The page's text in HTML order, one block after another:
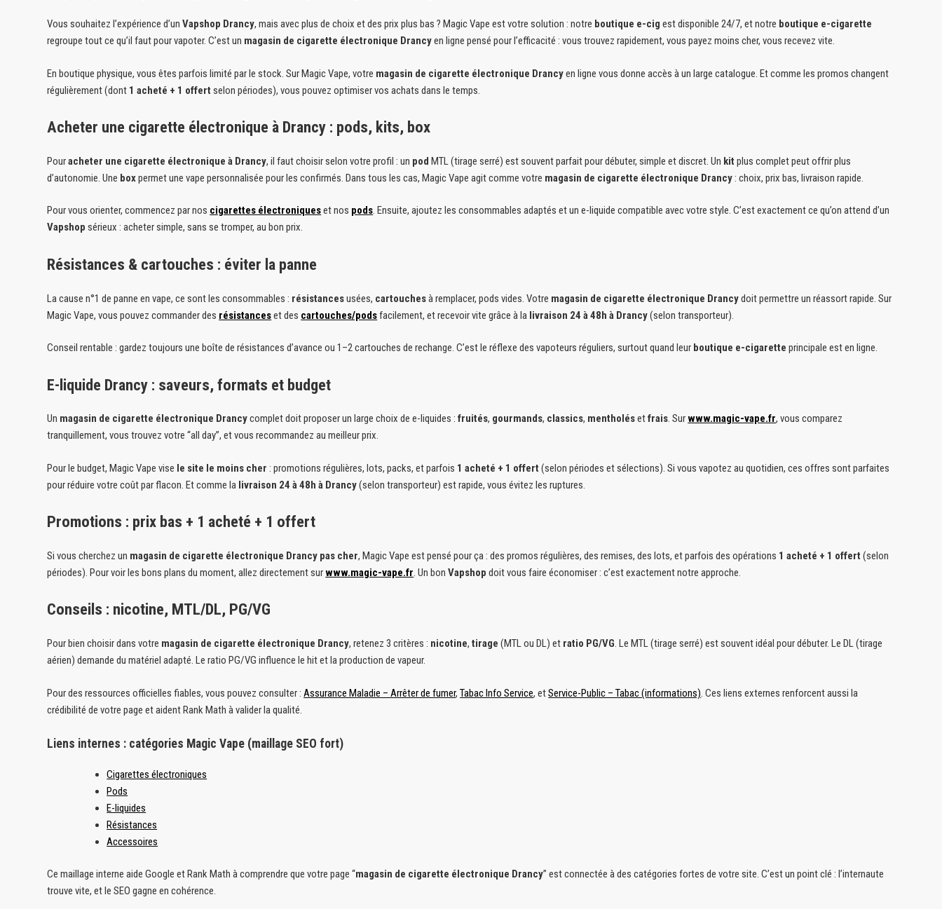
Vous souhaitez l’expérience d’unVapshop Drancy, mais avec plus de choix et des prix plus bas ? Magic Vape est votre solution : notre boutique e-cig est disponible 24/7, et notre boutique e-cigarette
regroupe tout ce qu’il faut pour vapoter. C’est un magasin de cigarette électronique Drancyen ligne pensé pour l’efficacité : vous trouvez rapidement, vous payez moins cher, vous recevez vite.
En boutique physique, vous êtes parfois limité par le stock. Sur Magic Vape, votre magasin de cigarette électronique Drancyen ligne vous donne accès à un large catalogue. Et comme les promos changent
régulièrement (dont 1 acheté + 1 offert selon périodes), vous pouvez optimiser vos achats dans le temps.
Acheter une cigarette électronique à Drancy : pods, kits, box
Pouracheter une cigarette électronique à Drancy, il faut choisir selon votre profil : un pod MTL (tirage serré) est souvent parfait pour débuter, simple et discret. Un kit plus complet peut offrir plus
d’autonomie. Une boxpermet une vape personnalisée pour les confirmés. Dans tous les cas, Magic Vape agit comme votre magasin de cigarette électronique Drancy: choix, prix bas, livraison rapide.
Pour vous orienter, commencez par nos cigarettes électroniqueset nos pods. Ensuite, ajoutez les consommables adaptés et un e-liquide compatible avec votre style. C’est exactement ce qu’on attend d’un
Vapshop sérieux : acheter simple, sans se tromper, au bon prix.
Résistances & cartouches : éviter la panne
La cause n°1 de panne en vape, ce sont les consommables : résistancesusées, cartouchesà remplacer, pods vides. Votre magasin de cigarette électronique Drancydoit permettre un réassort rapide. Sur
Magic Vape, vous pouvez commander des résistanceset des cartouches/podsfacilement, et recevoir vite grâce à la livraison 24 à 48h à Drancy(selon transporteur).
Conseil rentable : gardez toujours une boîte de résistances d’avance ou 1–2 cartouches de rechange. C’est le réflexe des vapoteurs réguliers, surtout quand leur boutique e-cigarette principale est en ligne.
E-liquide Drancy : saveurs, formats et budget
Un magasin de cigarette électronique Drancycomplet doit proposer un large choix de e-liquides :fruités, gourmands, classics, mentholésetfrais. Surwww.magic-vape.fr, vous comparez
tranquillement, vous trouvez votre “all day”, et vous recommandez au meilleur prix.
Pour le budget, Magic Vape vise le site le moins cher : promotions régulières, lots, packs, et parfois 1 acheté + 1 offert (selon périodes et sélections). Si vous vapotez au quotidien, ces offres sont parfaites
pour réduire votre coût par flacon. Et comme la livraison 24 à 48h à Drancy(selon transporteur) est rapide, vous évitez les ruptures.
Promotions : prix bas + 1 acheté + 1 offert
Si vous cherchez un magasin de cigarette électronique Drancy pas cher, Magic Vape est pensé pour ça : des promos régulières, des remises, des lots, et parfois des opérations 1 acheté + 1 offert (selon
périodes). Pour voir les bons plans du moment, allez directement surwww.magic-vape.fr. Un bonVapshop doit vous faire économiser : c’est exactement notre approche.
Conseils : nicotine, MTL/DL, PG/VG
Pour bien choisir dans votre magasin de cigarette électronique Drancy, retenez 3 critères : nicotine,tirage (MTL ou DL) et ratio PG/VG. Le MTL (tirage serré) est souvent idéal pour débuter. Le DL (tirage
aérien) demande du matériel adapté. Le ratio PG/VG influence le hit et la production de vapeur.
Pour des ressources officielles fiables, vous pouvez consulter :Assurance Maladie – Arrêter de fumer,Tabac Info Service, etService-Public – Tabac (informations) . Ces liens externes renforcent aussi la
crédibilité de votre page et aident Rank Math à valider la qualité.
Liens internes : catégories Magic Vape (maillage SEO fort)
Cigarettes électroniques
Pods
E-liquides
Résistances
Accessoires
Ce maillage interne aide Google et Rank Math à comprendre que votre page “magasin de cigarette électronique Drancy” est connectée à des catégories fortes de votre site. C’est un point clé : l’internaute
trouve vite, et le SEO gagne en cohérence.